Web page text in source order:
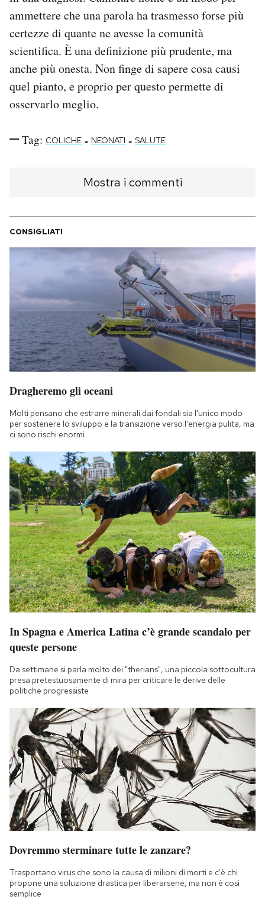
ammettere che una parola ha trasmesso forse più
certezze di quante ne avesse la comunità
scientifica. È una definizione più prudente, ma
anche più onesta. Non finge di sapere cosa causi
quel pianto, e proprio per questo permette di
osservarlo meglio.
Tag: COLICHE - NEONATI - SALUTE
Mostra i commenti
CONSIGLIATI
Dragheremo gli oceani
Molti pensano che estrarre minerali dai fondali sia l'unico modo
per sostenere lo sviluppo e la transizione verso l'energia pulita, ma
ci sono rischi enormi
In Spagna e America Latina c’è grande scandalo per
queste persone
Da settimane si parla molto dei "therians", una piccola sottocultura
presa pretestuosamente di mira per criticare le derive delle
politiche progressiste
Dovremmo sterminare tutte le zanzare?
Trasportano virus che sono la causa di milioni di morti e c'è chi
propone una soluzione drastica per liberarsene, ma non è così
semplice